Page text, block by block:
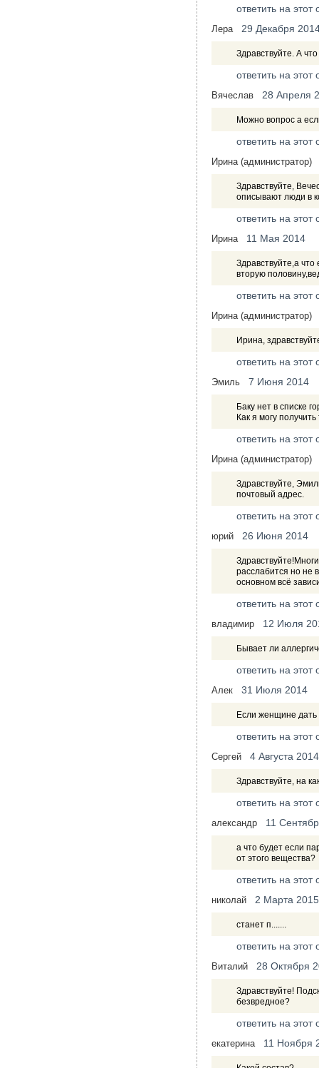
ответить на этот
Лера 29 Декабря
Здравствуйте. А
ответить на этот
Вячеслав 28 Апреля
Можно вопрос а
ответить на этот
Ирина (администратор)
Здравствуйте,
описывают люди в
ответить на этот
Ирина 11 Мая 2014
Здравствуйте,а
вторую
ответить на этот
Ирина (администратор)
Ирина,
ответить на этот
Эмиль 7 Июня 2014
Баку нет в списке
Как я могу
ответить на этот
Ирина (администратор)
Здравствуйте,
почтовый адрес.
ответить на этот
юрий 26 Июня 2014
расслабится но не
основном всё
ответить на этот
владимир 12 Июля
Бывает ли
ответить на этот
Алек 31 Июля 2014
Если женщине дать
ответить на этот
Сергей 4 Августа 2014
Здравствуйте, на
ответить на этот
александр 11
а что будет если
от этого вещества?
ответить на этот
николай 2 Марта 2015
станет п.......
ответить на этот
Виталий 28 Октября
Здравствуйте!
безвредное?
ответить на этот
екатерина 11 Ноября